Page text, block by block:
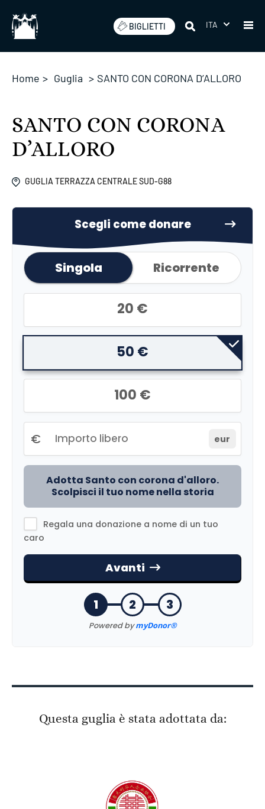
BIGLIETTI ITA
Home > Guglia > SANTO CON CORONA D’ALLORO
SANTO CON CORONA
D’ALLORO
GUGLIA TERRAZZA CENTRALE SUD-G88
Questa guglia è stata adottata da: